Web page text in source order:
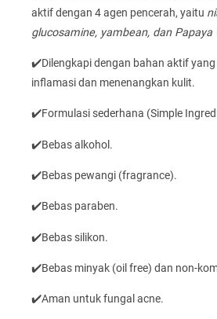
aktif dengan 4 agen pencerah, yaitu
glucosamine, yambean, dan Papaya
✔️Dilengkapi dengan bahan aktif
inflamasi dan menenangkan kulit.
✔️Formulasi sederhana (Simple
✔️Bebas alkohol.
✔️Bebas pewangi (fragrance).
✔️Bebas paraben.
✔️Bebas silikon.
✔️Bebas minyak (oil free) dan non-
✔️Aman untuk fungal acne.